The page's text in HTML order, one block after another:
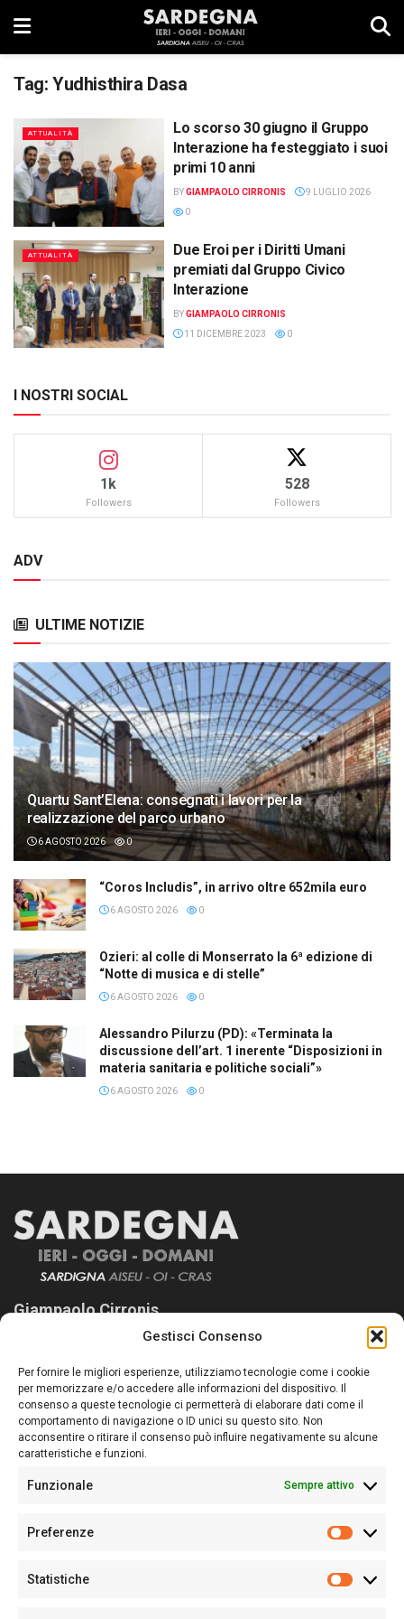
Gestisci Consenso
Per fornire le migliori esperienze, utilizziamo tecnologie come i cookie
per memorizzare e/o accedere alle informazioni del dispositivo. Il
consenso a queste tecnologie ci permetterà di elaborare dati come il
comportamento di navigazione o ID unici su questo sito. Non
acconsentire o ritirare il consenso può influire negativamente su alcune
caratteristiche e funzioni.
Funzionale Sempre attivo
Preferenze
Statistiche
Tag: Yudhisthira Dasa
ATTUALITÀ
Lo scorso 30 giugno il Gruppo
Interazione ha festeggiato i suoi
primi 10 anni
BYGIAMPAOLO CIRRONIS
9 LUGLIO 2026
0
ATTUALITÀ
Due Eroi per i Diritti Umani
premiati dal Gruppo Civico
Interazione
BYGIAMPAOLO CIRRONIS
11 DICEMBRE 2023
0
I NOSTRI SOCIAL
1k
Followers
528
Followers
ADV
ULTIME NOTIZIE
Quartu Sant’Elena: consegnati i lavori per la
realizzazione del parco urbano
6 AGOSTO 2026 0
“Coros Includis”, in arrivo oltre 652mila euro
6 AGOSTO 2026 0
Ozieri: al colle di Monserrato la 6ª edizione di
“Notte di musica e di stelle”
6 AGOSTO 2026 0
Alessandro Pilurzu (PD): «Terminata la
discussione dell’art. 1 inerente “Disposizioni in
materia sanitaria e politiche sociali”»
6 AGOSTO 2026 0
Giampaolo Cirronis
Sardegna Ieri-Oggi-Domani nasce per informare “liberamente” i
lettori su quanto accade in Sardegna, con un occhio rivolto al
nostro passato e, soprattutto, al nostro futuro
Follow Us
Sede:Via Cristoforo Colombo 09013 Carbonia
Partita IVA02270380922